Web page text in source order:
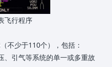
飞行程序
不少于110个），包括：
、引气等系统的单一或多重故